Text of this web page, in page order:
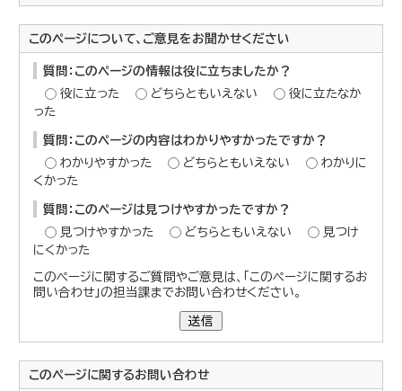
このページについて、ご意見をお聞かせください
質問：このページの情報は役に立ちましたか？
役に立った
どちらともいえない
役に立たなか
った
質問：このページの内容はわかりやすかったですか？
わかりやすかった
どちらともいえない
わかりに
くかった
質問：このページは見つけやすかったですか？
見つけやすかった
どちらともいえない
見つけ
にくかった
このページに関するご質問やご意見は、「このページに関するお
問い合わせ」の担当課までお問い合わせください。
送信
このページに関するお問い合わせ